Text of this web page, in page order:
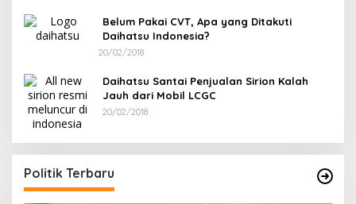
Belum Pakai CVT, Apa yang Ditakuti
Daihatsu Indonesia?
20/02/2018
Daihatsu Santai Penjualan Sirion Kalah
Jauh dari Mobil LCGC
20/02/2018
Politik Terbaru